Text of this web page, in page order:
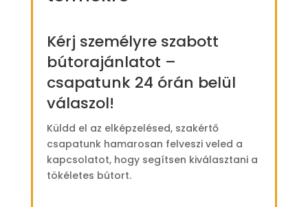
Kérj személyre szabott
bútorajánlatot –
csapatunk 24 órán belül
válaszol!
Küldd el az elképzelésed, szakértő
csapatunk hamarosan felveszi veled a
kapcsolatot, hogy segítsen kiválasztani a
tökéletes bútort.